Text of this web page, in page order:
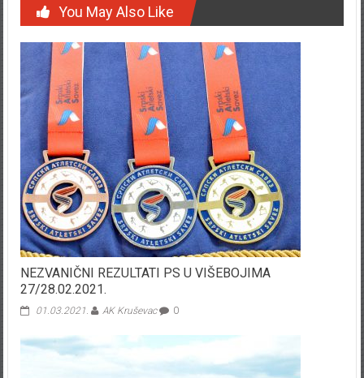
You May Also Like
NEZVANIČNI REZULTATI PS U VIŠEBOJIMA
27/28.02.2021.
01.03.2021. AK Kruševac 0